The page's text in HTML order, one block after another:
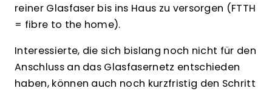
reiner Glasfaser bis ins Haus zu versorgen (FTTH
= fibre to the home).
Interessierte, die sich bislang noch nicht für den
Anschluss an das Glasfasernetz entschieden
haben, können auch noch kurzfristig den Schritt